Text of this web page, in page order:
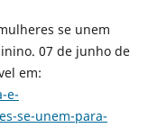
se unem
07 de junho de
em:
e-
se-unem-para-